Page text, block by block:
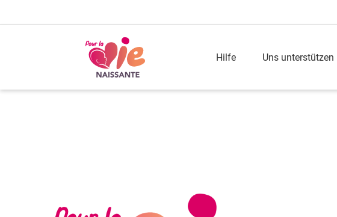
Hilfe Uns unterstützen